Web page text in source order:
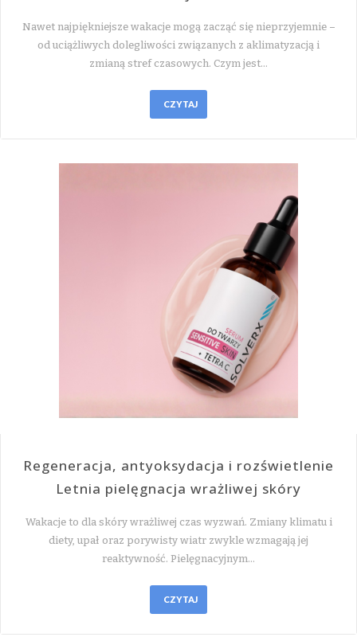
Nawet najpiękniejsze wakacje mogą zacząć się nieprzyjemnie –
od uciążliwych dolegliwości związanych z aklimatyzacją i
zmianą stref czasowych. Czym jest…
CZYTAJ
Regeneracja, antyoksydacja i rozświetlenie
Letnia pielęgnacja wrażliwej skóry
Wakacje to dla skóry wrażliwej czas wyzwań. Zmiany klimatu i
diety, upał oraz porywisty wiatr zwykle wzmagają jej
reaktywność. Pielęgnacyjnym…
CZYTAJ